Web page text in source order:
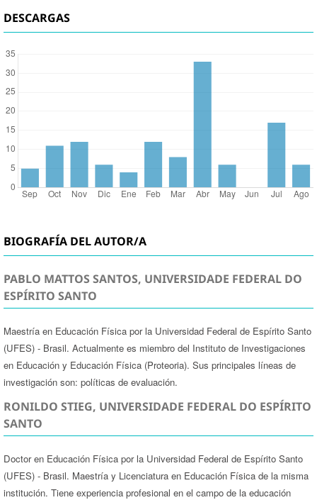
DESCARGAS
BIOGRAFÍA DEL AUTOR/A
PABLO MATTOS SANTOS, UNIVERSIDADE FEDERAL DO
ESPÍRITO SANTO
Maestría en Educación Física por la Universidad Federal de Espírito Santo
(UFES) - Brasil. Actualmente es miembro del Instituto de Investigaciones
en Educación y Educación Física (Proteoria). Sus principales líneas de
investigación son: políticas de evaluación.
RONILDO STIEG, UNIVERSIDADE FEDERAL DO ESPÍRITO
SANTO
Doctor en Educación Física por la Universidad Federal de Espírito Santo
(UFES) - Brasil. Maestría y Licenciatura en Educación Física de la misma
institución. Tiene experiencia profesional en el campo de la educación